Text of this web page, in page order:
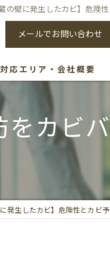
蔵の壁に発生したカビ】危険
メールでお問い合わせ
対応エリア・会社概要
をカビ
に発生したカビ】危険性とカビ